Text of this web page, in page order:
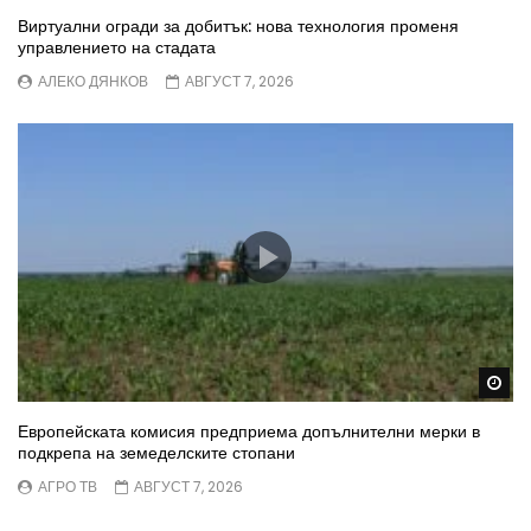
Виртуални огради за добитък: нова технология променя
управлението на стадата
АЛЕКО ДЯНКОВ АВГУСТ 7, 2026
Европейската комисия предприема допълнителни мерки в
подкрепа на земеделските стопани
АГРО ТВ АВГУСТ 7, 2026